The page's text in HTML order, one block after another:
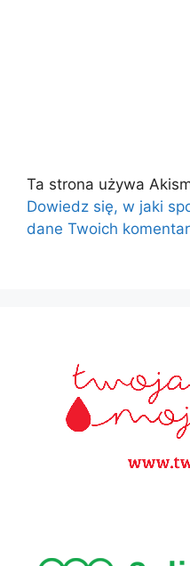
Ta strona używa
Dowiedz się, w jaki
dane Twoich